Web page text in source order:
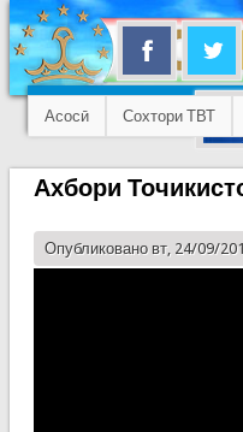
Асосӣ Сохтори ТВТ
Ахбори
Опубликовано вт, 24/09/